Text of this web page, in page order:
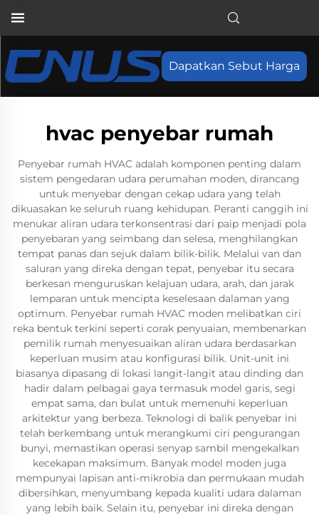
Dapatkan Sebut Harga
hvac penyebar rumah
Penyebar rumah HVAC adalah komponen penting dalam
sistem pengedaran udara perumahan moden, dirancang
untuk menyebar dengan cekap udara yang telah
dikuasakan ke seluruh ruang kehidupan. Peranti canggih ini
menukar aliran udara terkonsentrasi dari paip menjadi pola
penyebaran yang seimbang dan selesa, menghilangkan
tempat panas dan sejuk dalam bilik-bilik. Melalui van dan
saluran yang direka dengan tepat, penyebar itu secara
berkesan menguruskan kelajuan udara, arah, dan jarak
lemparan untuk mencipta keselesaan dalaman yang
optimum. Penyebar rumah HVAC moden melibatkan ciri
reka bentuk terkini seperti corak penyuaian, membenarkan
pemilik rumah menyesuaikan aliran udara berdasarkan
keperluan musim atau konfigurasi bilik. Unit-unit ini
biasanya dipasang di lokasi langit-langit atau dinding dan
hadir dalam pelbagai gaya termasuk model garis, segi
empat sama, dan bulat untuk memenuhi keperluan
arkitektur yang berbeza. Teknologi di balik penyebar ini
telah berkembang untuk merangkumi ciri pengurangan
bunyi, memastikan operasi senyap sambil mengekalkan
kecekapan maksimum. Banyak model moden juga
mempunyai lapisan anti-mikrobia dan permukaan mudah
dibersihkan, menyumbang kepada kualiti udara dalaman
yang lebih baik. Selain itu, penyebar ini direka dengan